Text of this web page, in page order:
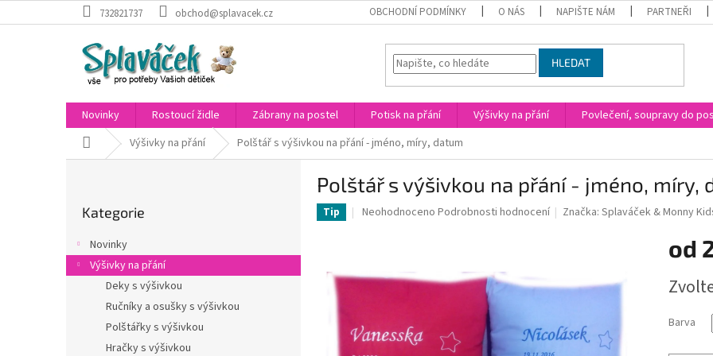
na
732821737 obchod@splavacek.cz OBCHODNÍ PODMÍNKY O NÁS NAPIŠTE NÁM PARTNEŘI
HLEDAT
Novinky Rostoucí židle Zábrany na postel Potisk na přání Výšivky na přání Povlečení, soupravy do
Domů Výšivky na přání Polštář s výšivkou na přání - jméno, míry, datum
a
n
kategorie
Kategorie
Novinky
Výšivky na přání
Deky s výšivkou
Ručníky a osušky s výšivkou
Polštářky s výšivkou
Hračky s výšivkou
Polštář s výšivkou na přání - jméno, míry,
Tip
Průměrné
Neohodnoceno Podrobnosti hodnocení Značka:Splaváček & Monny
od
cena:
Barva